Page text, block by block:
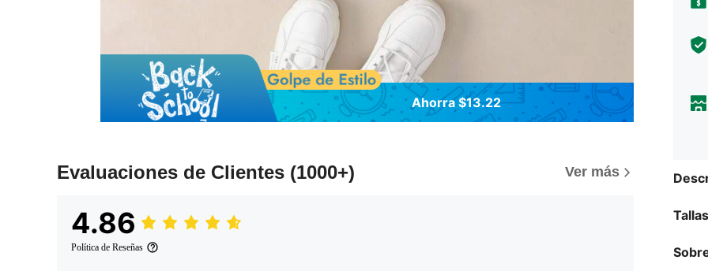
Ahorra $13.22
Evaluaciones de Clientes (1000+) Ver más
4.86
Política de Reseñas